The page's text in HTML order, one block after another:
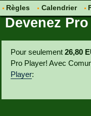
Règles
Calendrier
Devenez
Pour seulement26,80
Pro Player! Avec
Player: